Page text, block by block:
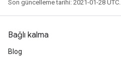
Son güncelleme tarihi: 2021-01-28 UTC.
Bağlı kalma
Blog